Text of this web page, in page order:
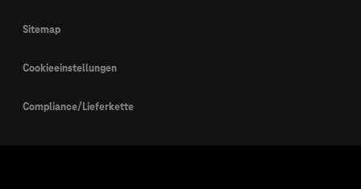
Sitemap
Cookieeinstellungen
Compliance/Lieferkette